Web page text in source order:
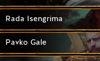
Rada Isengrima
Pavko Gale